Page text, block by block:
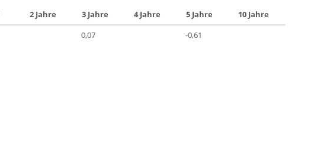
2 Jahre 3 Jahre 4 Jahre 5 Jahre
10 Jahre
0,07 -0,61